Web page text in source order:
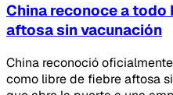
China reconoce a
aftosa sin vacunación
China reconoció
como libre de fiebre aftosa